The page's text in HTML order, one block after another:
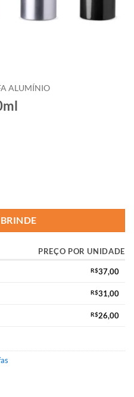
ALUMÍNIO
PREÇO POR UNIDADE
R$37,00
R$31,00
R$26,00